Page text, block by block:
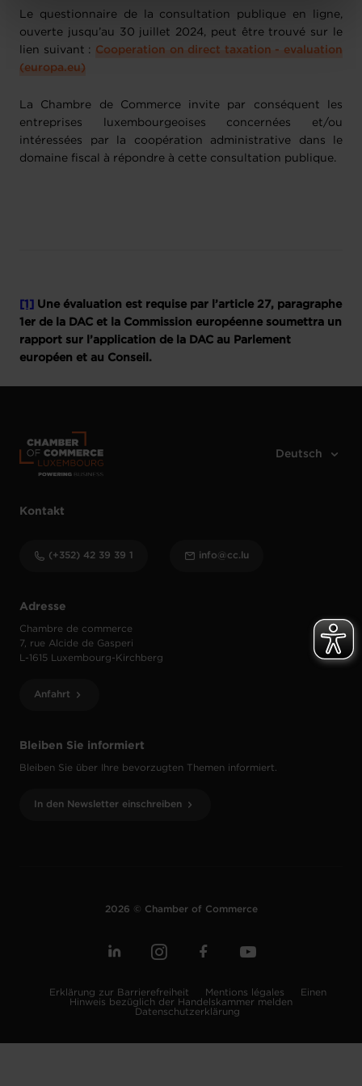
Charte d’usage des cookies
et notre
Politique de
protection des données personnelles
.
Le questionnaire de la consultation publique en ligne,
ouverte jusqu’au 30 juillet 2024, peut être trouvé sur le
lien suivant : Cooperation on direct taxation - evaluation
(europa.eu)
La Chambre de Commerce invite par conséquent les
entreprises luxembourgeoises concernées et/ou
intéressées par la coopération administrative dans le
domaine fiscal à répondre à cette consultation publique.
[1]
Une évaluation est requise par l’article 27, paragraphe
1er de la DAC et la Commission européenne soumettra un
rapport sur l’application de la DAC au Parlement
européen et au Conseil.
Bleiben Sie informiert
Bleiben Sie über Ihre bevorzugten Themen informiert.
In den Newsletter einschreiben
Adresse
Chambre de commerce
7, rue Alcide de Gasperi
L-1615 Luxembourg-Kirchberg
Anfahrt
Kontakt
(+352) 42 39 39 1 info@cc.lu
2026 © Chamber of Commerce
Erklärung zur Barrierefreiheit Mentions légales
Einen
Hinweis bezüglich der Handelskammer melden
Datenschutzerklärung